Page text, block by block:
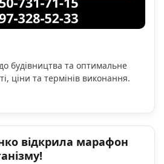
будівництва та оптимальне
ціни та термінів виконання.
відкрила марафон